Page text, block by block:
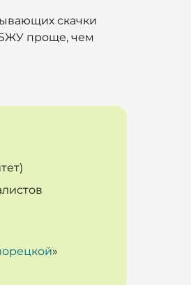
скачки
проще, чем
»